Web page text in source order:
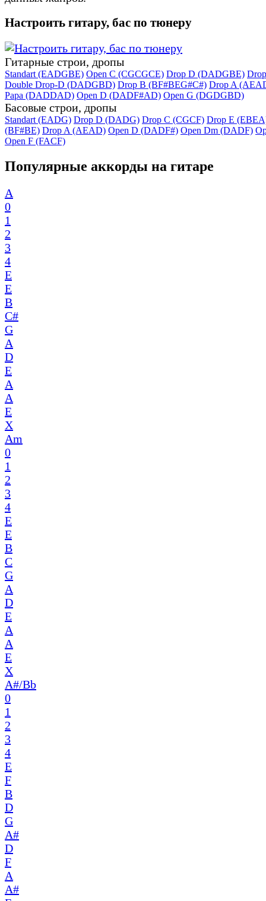
Настроить гитару, бас по тюнеру
Гитарные строи, дропы
Standart (EADGBE) Open C (CGCGCE) Drop D (DADGBE)
Double Drop-D (DADGBD) Drop B (BF#BEG#C#) Drop A
Papa (DADDAD) Open D (DADF#AD) Open G (DGDGBD)
Басовые строи, дропы
Standart (EADG) Drop D (DADG) Drop C (CGCF) Drop E
(BF#BE) Drop A (AEAD) Open D (DADF#) Open Dm (DADF)
Open F (FACF)
Популярные аккорды на гитаре
A
0
1
2
3
4
E
E
B
C#
G
A
D
E
A
A
E
X
Am
0
1
2
3
4
E
E
B
C
G
A
D
E
A
A
E
X
A#/Bb
0
1
2
3
4
E
F
B
D
G
A#
D
F
A
A#